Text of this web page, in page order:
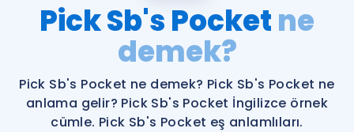
Şifremi Hatırlamıyorum
Katılımcı Görüşleri
Faydalı Araçlar
Ücretsiz Kaynaklar
İngilizce Gramer
Pick Sb's Pocketne
demek?
Pick Sb's Pocket ne demek? Pick Sb's Pocket ne
anlama gelir? Pick Sb's Pocket İngilizce örnek
cümle. Pick Sb's Pocket eş anlamlıları.